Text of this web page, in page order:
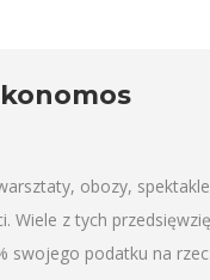
obozy,
Wiele z tych
podatku na